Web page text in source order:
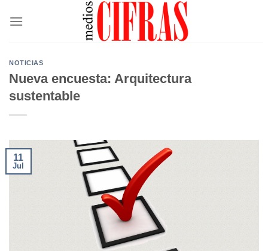
NOTICIAS
Nueva encuesta: Arquitectura
sustentable
11
Jul